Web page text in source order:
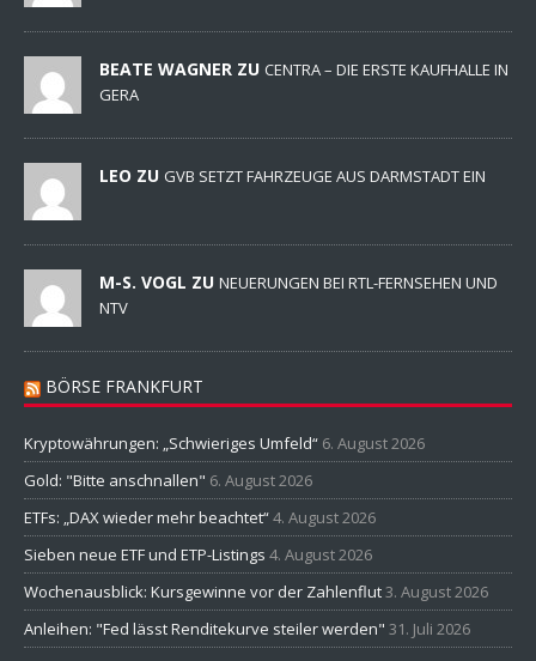
BEATE WAGNER ZU CENTRA – DIE ERSTE KAUFHALLE IN
GERA
LEO ZU GVB SETZT FAHRZEUGE AUS DARMSTADT EIN
M-S. VOGL ZU NEUERUNGEN BEI RTL-FERNSEHEN UND
NTV
BÖRSE FRANKFURT
Kryptowährungen: „Schwieriges Umfeld“ 6. August 2026
Gold: "Bitte anschnallen" 6. August 2026
ETFs: „DAX wieder mehr beachtet“4. August 2026
Sieben neue ETF und ETP-Listings 4. August 2026
Wochenausblick: Kursgewinne vor der Zahlenflut3. August 2026
Anleihen: "Fed lässt Renditekurve steiler werden" 31. Juli 2026